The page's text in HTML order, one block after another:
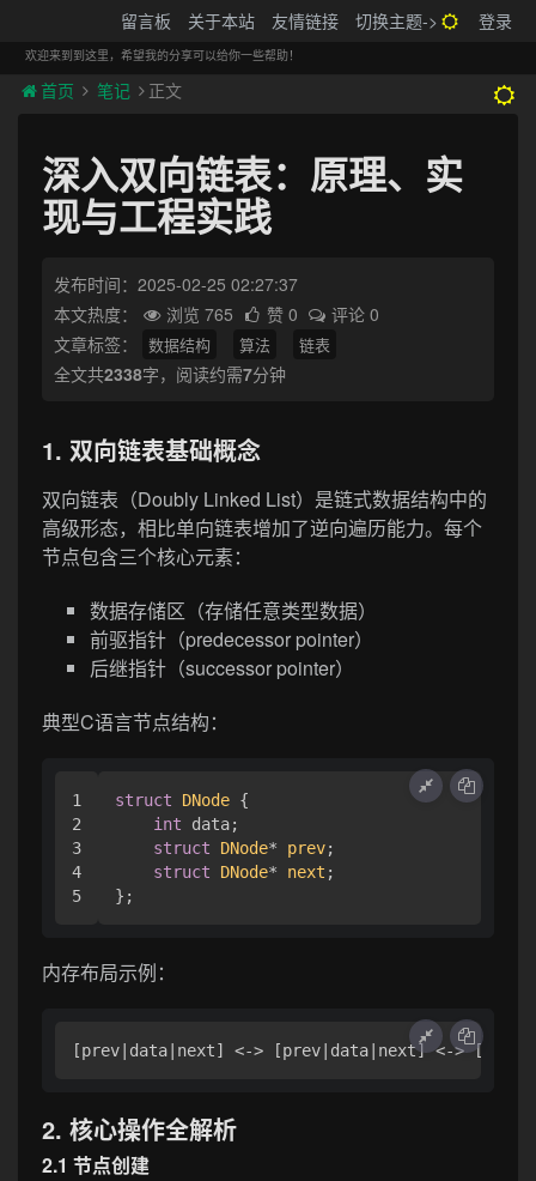
留言板 关于本站 友情链接 切换主题-> 登录
欢迎来到到这里，希望我的分享可以给你一些帮助！
首页 笔记 正文
深入双向链表：原理、实
现与工程实践
发布时间：2025-02-25 02:27:37
本文热度：
浏览 765 赞 0
评论 0
文章标签：
数据结构 算法 链表
全文共2338字，阅读约需7分钟
1. 双向链表基础概念
双向链表（Doubly Linked List）是链式数据结构中的
高级形态，相比单向链表增加了逆向遍历能力。每个
节点包含三个核心元素：
数据存储区（存储任意类型数据）
前驱指针（predecessor pointer）
后继指针（successor pointer）
典型C语言节点结构：
1
2
3
4
struct DNode {
int data;
struct
DNode* prev;
struct
DNode* next ;
内存布局示例：
[prev|data|next] <-> [prev|data|next] <->
2. 核心操作全解析
2.1 节点创建